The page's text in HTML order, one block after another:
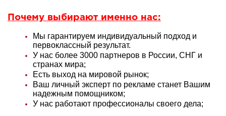
Почему выбирают именно нас:
Мы гарантируем индивидуальный подход и
первоклассный результат.
У нас более 3000 партнеров в России, СНГ и
странах мира;
Есть выход на мировой рынок;
Ваш личный эксперт по рекламе станет Вашим
надежным помощником;
У нас работают профессионалы своего дела;